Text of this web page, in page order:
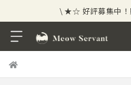
\ ★☆ 好評募集中
⟡⣠𝘄𝗲𝗹𝗰𝗼𝗺𝗲 ⁘ 新會員
\ ★☆ 好評募集中